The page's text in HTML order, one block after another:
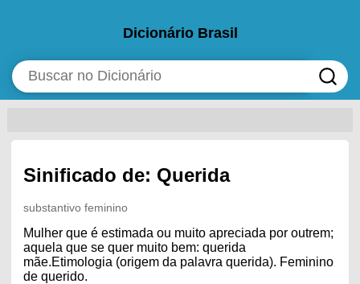
Dicionário Brasil
Sinificado de: Querida
substantivo feminino
Mulher que é estimada ou muito apreciada por outrem;
aquela que se quer muito bem: querida
mãe.Etimologia (origem da palavra querida). Feminino
de querido.